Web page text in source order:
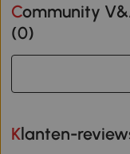
Community V&A (Vragen en Antwoorden)
(0)
Klanten-